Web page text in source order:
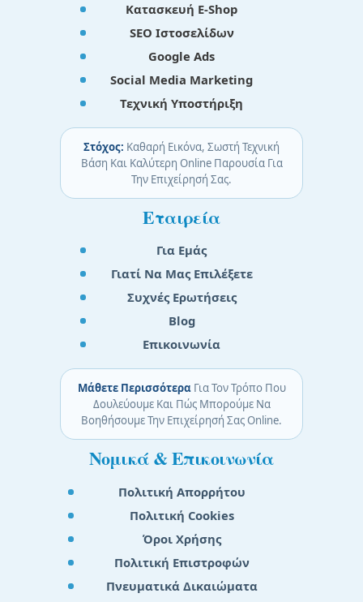
Κατασκευή E-Shop
SEO Ιστοσελίδων
Google Ads
Social Media Marketing
Τεχνική Υποστήριξη
Στόχος: Καθαρή Εικόνα, Σωστή Τεχνική
Βάση Και Καλύτερη Online Παρουσία Για
Την Επιχείρησή Σας.
Εταιρεία
Για Εμάς
Γιατί Να Μας Επιλέξετε
Συχνές Ερωτήσεις
Blog
Επικοινωνία
Μάθετε ΠερισσότεραΓια Τον Τρόπο Που
Δουλεύουμε Και Πώς Μπορούμε Να
Βοηθήσουμε Την Επιχείρησή Σας Online.
Νομικά & Επικοινωνία
Πολιτική Απορρήτου
Πολιτική Cookies
Όροι Χρήσης
Πολιτική Επιστροφών
Πνευματικά Δικαιώματα